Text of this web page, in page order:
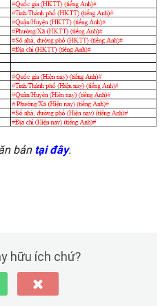
bản tại đây.
hữu ích chứ?